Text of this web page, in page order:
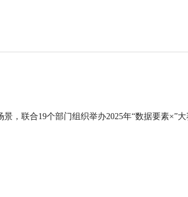
，联合19个部门组织举办2025年“数据要素×”大